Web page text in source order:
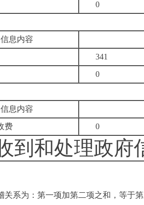
0
信息内容
341
0
信息内容
费
0
到和处理政府
关系为：第一项加第二项之和，等于